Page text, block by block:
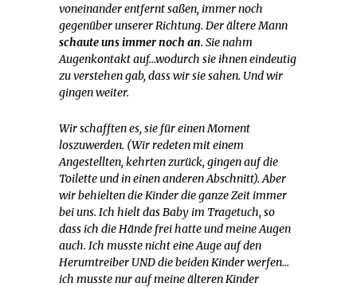
voneinander entfernt saßen, immer noch
gegenüber unserer Richtung. Der ältere Mann
schaute uns immer noch an. Sie nahm
Augenkontakt auf…wodurch sie ihnen eindeutig
zu verstehen gab, dass wir sie sahen. Und wir
gingen weiter.
Wir schafften es, sie für einen Moment
loszuwerden. (Wir redeten mit einem
Angestellten, kehrten zurück, gingen auf die
Toilette und in einen anderen Abschnitt). Aber
wir behielten die Kinder die ganze Zeit immer
bei uns. Ich hielt das Baby im Tragetuch, so
dass ich die Hände frei hatte und meine Augen
auch. Ich musste nicht eine Auge auf den
Herumtreiber UND die beiden Kinder werfen…
ich musste nur auf meine älteren Kinder